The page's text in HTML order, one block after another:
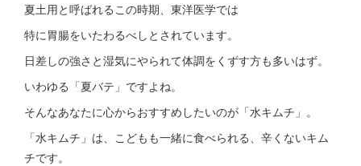
夏土用と呼ばれるこの時期、東洋医学では
特に胃腸をいたわるべしとされています。
日差しの強さと湿気にやられて体調をくずす方も多いはず。
いわゆる「夏バテ」ですよね。
そんなあなたに心からおすすめしたいのが「水キムチ」。
「水キムチ」は、こどもも一緒に食べられる、辛くないキム
チです。